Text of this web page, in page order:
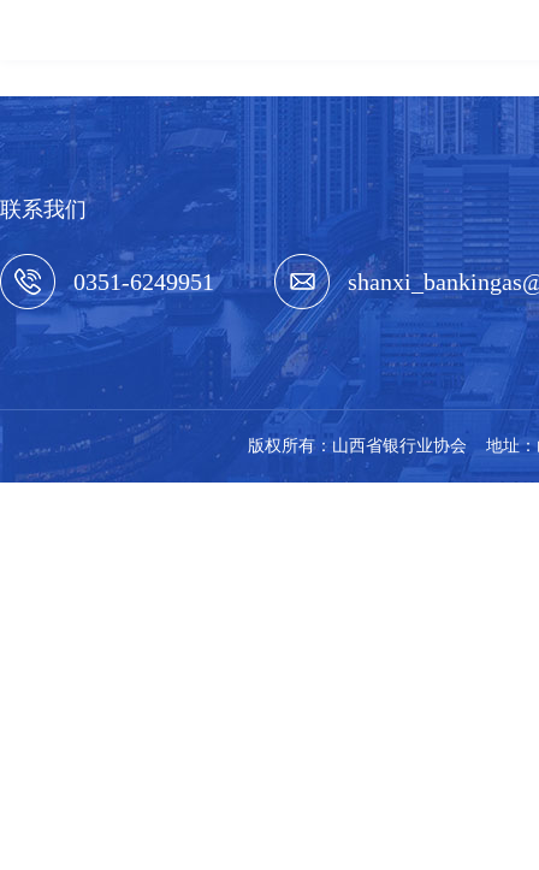
联系我们
0351-6249951
版权所有：山西省银行业协会 地址